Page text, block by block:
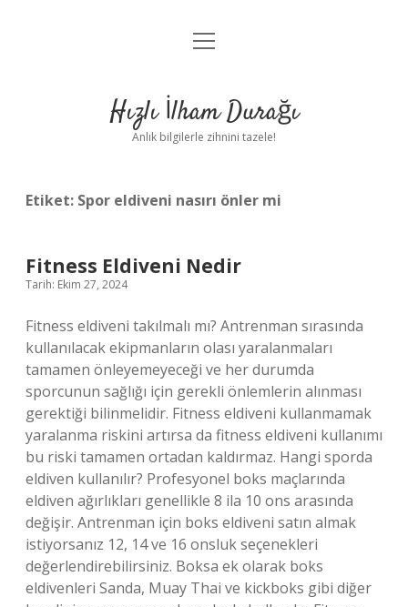
Anasayfa
Yasal Uyarı
menüyü
Hızlı İlham Durağı
Anlık bilgilerle zihnini tazele!
Etiket: Spor eldiveni nasırı önler mi
Fitness Eldiveni Nedir
Tarih: Ekim 27, 2024
Fitness eldiveni takılmalı mı? Antrenman sırasında
kullanılacak ekipmanların olası yaralanmaları
tamamen önleyemeyeceği ve her durumda
sporcunun sağlığı için gerekli önlemlerin alınması
gerektiği bilinmelidir. Fitness eldiveni kullanmamak
yaralanma riskini artırsa da fitness eldiveni kullanımı
bu riski tamamen ortadan kaldırmaz. Hangi sporda
eldiven kullanılır? Profesyonel boks maçlarında
eldiven ağırlıkları genellikle 8 ila 10 ons arasında
değişir. Antrenman için boks eldiveni satın almak
istiyorsanız 12, 14 ve 16 onsluk seçenekleri
değerlendirebilirsiniz. Boksa ek olarak boks
eldivenleri Sanda, Muay Thai ve kickboks gibi diğer